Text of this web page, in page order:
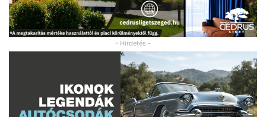
- Hirdetés -